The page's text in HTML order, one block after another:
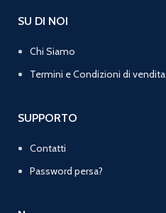
SU DI NOI
Chi Siamo
Termini e Condizioni di vendita
SUPPORTO
Contatti
Password persa?